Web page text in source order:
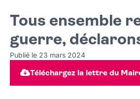
Tous ensemble
guerre,
Publié le 23 mars 2024
Téléchargez la lettre du